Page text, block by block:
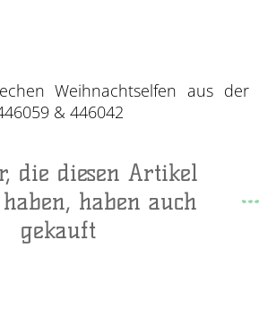
Weihnachtselfen aus der
& 446042
die diesen Artikel
haben auch
gekauft